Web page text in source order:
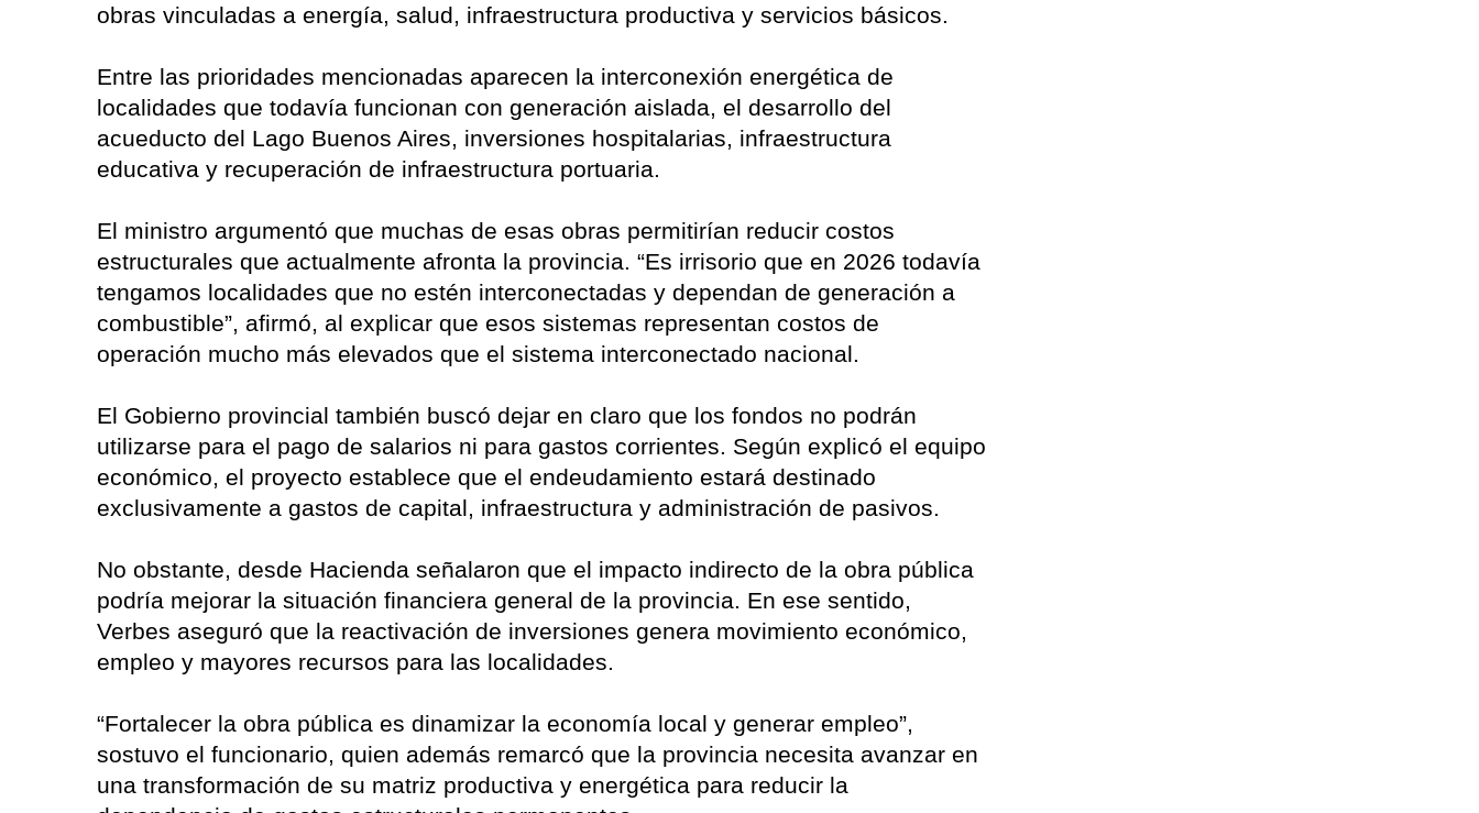
obras vinculadas a energía, salud, infraestructura productiva y servicios básicos.
Entre las prioridades mencionadas aparecen la interconexión energética de
localidades que todavía funcionan con generación aislada, el desarrollo del
acueducto del Lago Buenos Aires, inversiones hospitalarias, infraestructura
educativa y recuperación de infraestructura portuaria.
El ministro argumentó que muchas de esas obras permitirían reducir costos
estructurales que actualmente afronta la provincia. “Es irrisorio que en 2026 todavía
tengamos localidades que no estén interconectadas y dependan de generación a
combustible”, afirmó, al explicar que esos sistemas representan costos de
operación mucho más elevados que el sistema interconectado nacional.
El Gobierno provincial también buscó dejar en claro que los fondos no podrán
utilizarse para el pago de salarios ni para gastos corrientes. Según explicó el equipo
económico, el proyecto establece que el endeudamiento estará destinado
exclusivamente a gastos de capital, infraestructura y administración de pasivos.
No obstante, desde Hacienda señalaron que el impacto indirecto de la obra pública
podría mejorar la situación financiera general de la provincia. En ese sentido,
Verbes aseguró que la reactivación de inversiones genera movimiento económico,
empleo y mayores recursos para las localidades.
“Fortalecer la obra pública es dinamizar la economía local y generar empleo”,
sostuvo el funcionario, quien además remarcó que la provincia necesita avanzar en
una transformación de su matriz productiva y energética para reducir la